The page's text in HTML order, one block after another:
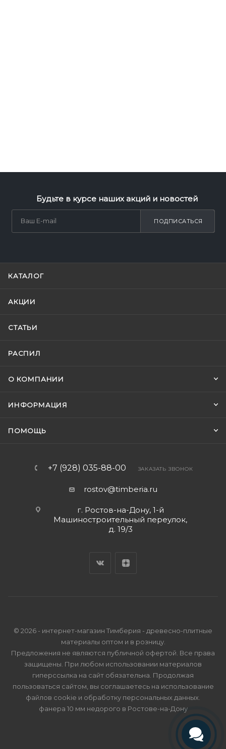
Будьте в курсе наших акций и новостей
ПОДПИСАТЬСЯ
КАТАЛОГ
АКЦИИ
СТАТЬИ
РАСПИЛ
О КОМПАНИИ
ИНФОРМАЦИЯ
ПОМОЩЬ
+7 (928) 035-88-00 ЗАКАЗАТЬ ЗВОНОК
rostov@timberia.ru
г. Ростов-на-Дону, 1-й
Машиностроительный переулок,
д. 19/3
© 2026 - интернет-магазин Тимберия - древесно-плитные
материалы оптом и в розницу.
Предложения не являются публичной офертой. Все права
защищены. При любом использовании материалов
гиперссылка на сайт обязательна. Продолжая
пользоваться сайтом, вы соглашаетесь на использование
файлов cookie и обработку персональных данных
фанера 10 мм недорого в Ростове-на-Дону